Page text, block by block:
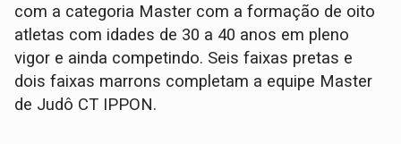
com a categoria Master com a formação de oito
atletas com idades de 30 a 40 anos em pleno
vigor e ainda competindo. Seis faixas pretas e
dois faixas marrons completam a equipe Master
de Judô CT IPPON.